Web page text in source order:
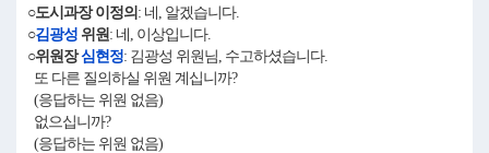
○도시과장 이정의 : 네, 알겠습니다.
○김광성 위원: 네, 이상입니다.
○위원장심현정: 김광성 위원님, 수고하셨습니다.
또 다른 질의하실 위원 계십니까?
(응답하는 위원 없음)
없으십니까?
(응답하는 위원 없음)